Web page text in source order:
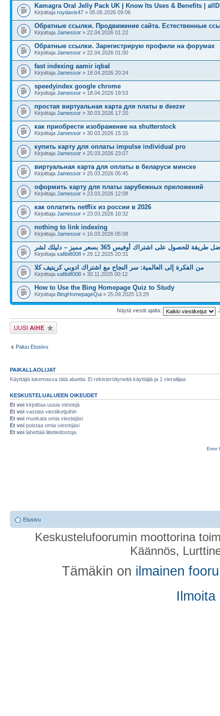
Kamagra Oral Jelly Pack UK | Know Its Uses & Benefits | allD
Kirjoittaja roydavis47 » 05.05.2026 09:06
Обратные ссылки. Продвижение сайта. Естественные
Kirjoittaja Jamessor » 22.04.2026 01:22
Обратные ссылки. Зарегистрирую профили на форумах
Kirjoittaja Jamessor » 22.04.2026 01:00
fast indexing aamir iqbal
Kirjoittaja Jamessor » 18.04.2026 20:24
speedyindex google chrome
Kirjoittaja Jamessor » 18.04.2026 19:53
простая виртуальная карта для платы в deezer
Kirjoittaja Jamessor » 30.03.2026 17:20
как приобрести изображение на shutterstock
Kirjoittaja Jamessor » 30.03.2026 15:15
купить карту для оплаты impulse individual pro
Kirjoittaja Jamessor » 25.03.2026 23:07
виртуальная карта для оплаты в беларуси минске
Kirjoittaja Jamessor » 25.03.2026 05:45
оформить карту для платы зарубежных приложений
Kirjoittaja Jamessor » 23.03.2026 12:08
как оплатить netflix из россии в 2026
Kirjoittaja Jamessor » 23.03.2026 10:32
nothing to link indexing
Kirjoittaja Jamessor » 16.03.2026 05:08
طريقة للحصول على اشتراك أوفيس 365 بسعر مميز – دليلك لشر
Kirjoittaja xafibi8008 » 29.12.2025 20:31
من الفكرة إلى العالمية: سر النجاح مع اشتراك ادوبي كريتيف كلا
Kirjoittaja xafibi8008 » 30.11.2025 00:12
How to Use the Bing Homepage Quiz to Study
Kirjoittaja BingHomepageQui » 25.09.2025 13:29
Näytä viestit ajalta:
Lähetä uusi viesti
Paluu Etusivu
PAIKALLAOLIJAT
Käyttäjiä lukemassa tätä aluetta: Ei rekisteröityneitä käyttäjiä ja 1 vierailijaa
KESKUSTELUALUEEN OIKEUDET
Et voi kirjoittaa uusia viestejä
Et voi vastata viestiketjuihin
Et voi muokata omia viestejäsi
Et voi poistaa omia viestejäsi
Et voi lähettää liitetiedostoja.
Error
Etusivu
Keskustelufoorumin moottorina
Käännös,
Tämäkin on ilmainen